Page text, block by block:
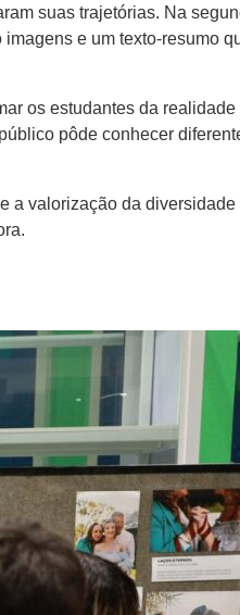
suas trajetórias. Na
e um texto-resumo
os estudantes da
pôde conhecer
a valorização da diversidade